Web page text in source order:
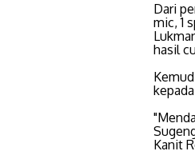
Dari
mic, 1
hasil
Kanit